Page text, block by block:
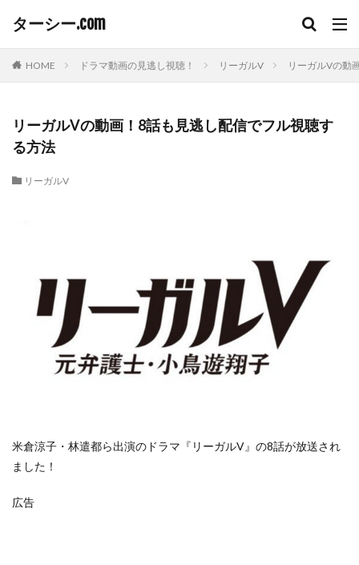
ターシー.com
HOME ドラマ動画の見逃し視聴！ リーガルV リーガルVの動
リーガルVの動画！8話も見逃し配信でフル視聴す
る方法
リーガルV
米倉涼子・林遣都ら出演のドラマ『リーガルV』の8話が放送され
ました！
広告